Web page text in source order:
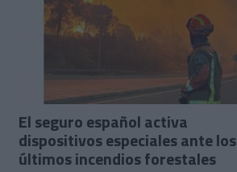
El seguro español activa
dispositivos especiales ante los
últimos incendios forestales